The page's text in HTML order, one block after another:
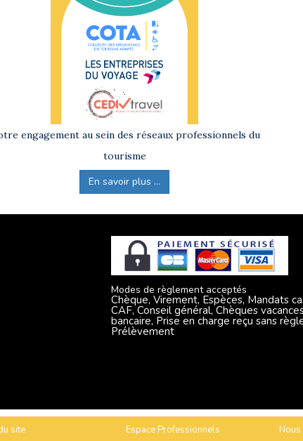
engagement au sein des réseaux professionnels du
tourisme
En savoir plus ...
Modes de règlement acceptés
Chèque, Virement, Espèces, Mandats
CAF, Conseil général, Chèques
bancaire, Prise en charge reçu sans
Prélèvement
site Espace Professionnels